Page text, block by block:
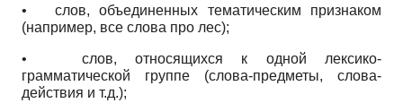
• слов, объединенных тематическим признаком
(например, все слова про лес);
• слов, относящихся к одной лексико­
грамматической группе (слова-предметы, слова-
действия и т.д.);